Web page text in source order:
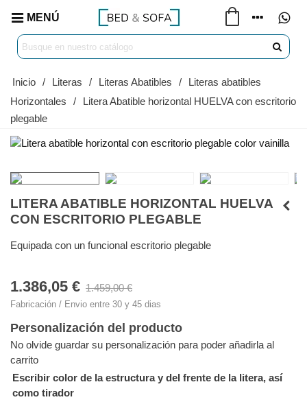
MENÚ
Inicio / Literas / Literas Abatibles /
Literas abatibles
Horizontales
/
Litera Abatible horizontal HUELVA con escritorio
plegable
LITERA ABATIBLE HORIZONTAL HUELVA
CON ESCRITORIO PLEGABLE
Equipada con un funcional escritorio plegable
1.386,05 € 1.459,00 €
Fabricación / Envio entre 30 y 45 dias
Personalización del producto
No olvide guardar su personalización para poder añadirla al
carrito
Escribir color de la estructura y del frente de la litera, así
como tirador